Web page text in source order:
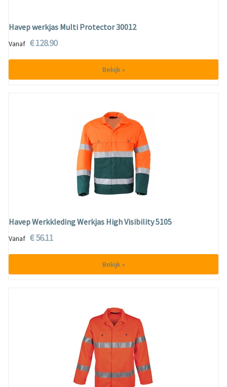
Havep werkjas Multi Protector 30012
Vanaf € 128.90
Bekijk »
Havep Werkkleding Werkjas High Visibility 5105
Vanaf € 56.11
Bekijk »